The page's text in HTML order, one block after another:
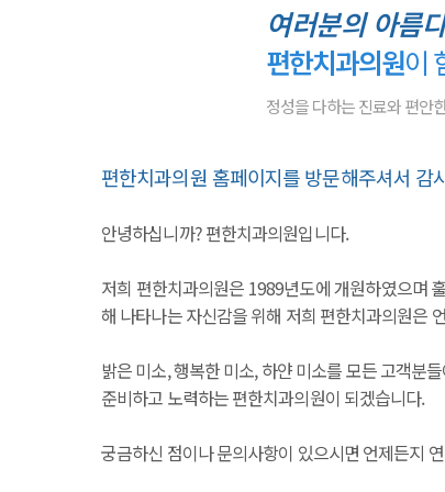
여러분의 아름
편한치과의원이
정성을 다하는 진료와 편안
편한치과의원 홈페이지를 방문해주셔서 감
안녕하십니까? 편한치과의원입니다.
저희 편한치과의원은 1989년도에 개원하였으며
해 나타나는 자신감을 위해 저희 편한치과의원은
밝은 미소, 행복한 미소, 하얀 미소를 모든 고객분
준비하고 노력하는 편한치과의원이 되겠습니다.
궁금하신 점이나 문의사항이 있으시면 언제든지